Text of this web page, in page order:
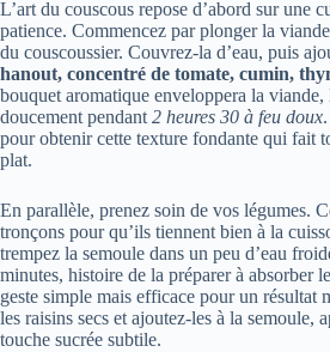
L’art du couscous repose d’abord sur une
patience. Commencez par plonger la
du couscoussier. Couvrez-la d’eau, puis
hanout, concentré de tomate, cumin,
bouquet aromatique enveloppera la viande,
doucement pendant 2 heures 30 à feu doux
pour obtenir cette texture fondante qui fait
plat.
En parallèle, prenez soin de vos légumes.
tronçons pour qu’ils tiennent bien à la
trempez la semoule dans un peu d’eau
minutes, histoire de la préparer à absorber
geste simple mais efficace pour un résultat
les raisins secs et ajoutez-les à la semoule,
touche sucrée subtile.